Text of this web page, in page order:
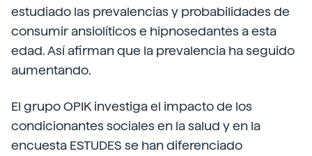
estudiado las prevalencias y probabilidades de
consumir ansiolíticos e hipnosedantes a esta
edad. Así afirman que la prevalencia ha seguido
aumentando.
El grupo OPIK investiga el impacto de los
condicionantes sociales en la salud y en la
encuesta ESTUDES se han diferenciado